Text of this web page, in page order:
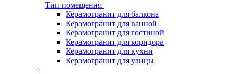
Тип помещения
Керамогранит для балкона
Керамогранит для ванной
Керамогранит для гостиной
Керамогранит для коридора
Керамогранит для кухни
Керамогранит для улицы